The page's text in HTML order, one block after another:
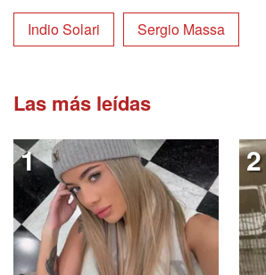
Indio Solari Sergio Massa
Las más leídas